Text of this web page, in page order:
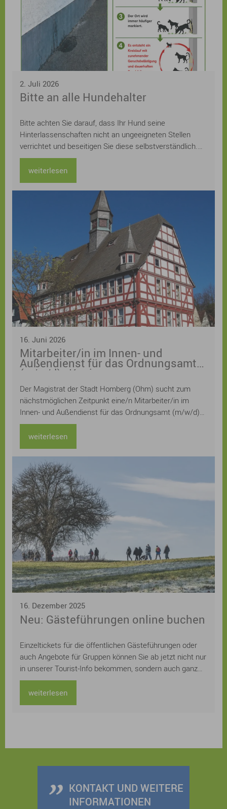
2. Juli 2026
Bitte an alle Hundehalter
Bitte achten Sie darauf, dass Ihr Hund seine
Hinterlassenschaften nicht an ungeeigneten Stellen
verrichtet und beseitigen Sie diese selbstverständlich.
Mit einem verantwortungsvollen Verhalten leisten Sie
einen wichtigen Beitrag zu einem sauberen und
angenehmen Ortsbild – zum Wohl aller.
weiterlesen
16. Juni 2026
Mitarbeiter/in im Innen- und
Außendienst für das Ordnungsamt
(m/w/d) - Kopie
Der Magistrat der Stadt Homberg (Ohm) sucht zum
nächstmöglichen Zeitpunkt eine/n Mitarbeiter/in im
Innen- und Außendienst für das Ordnungsamt (m/w/d)
Die Stelle ist zunächst befristet als Mutterschutz- und
Elternzeitvertretung, die tarifliche wöchentliche
Arbeitszeit beträgt 20 Stunden. Die Stelle ist
grundsätzlich teilbar (z.B. nach Innen- oder Außendienst)
weiterlesen
16. Dezember 2025
Neu: Gästeführungen online buchen
Einzeltickets für die öffentlichen Gästeführungen oder
auch Angebote für Gruppen können Sie ab jetzt nicht nur
in unserer Tourist-Info bekommen, sondern auch ganz
einfach und schnell online auf der städtischen
Homepage buchen. Sie suchen noch ein
Weihnachtsgeschenk für Ihre Lieben? Schenken Sie
Stadtführung mit anschließendem Besuch im
weiterlesen
KONTAKT UND WEITERE
INFORMATIONEN